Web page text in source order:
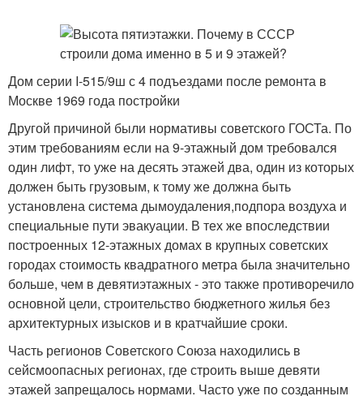
Дом серии I-515/9ш с 4 подъездами после ремонта в
Москве 1969 года постройки
Другой причиной были нормативы советского ГОСТа. По
этим требованиям если на 9-этажный дом требовался
один лифт, то уже на десять этажей два, один из которых
должен быть грузовым, к тому же должна быть
установлена система дымоудаления,подпора воздуха и
специальные пути эвакуации. В тех же впоследствии
построенных 12-этажных домах в крупных советских
городах стоимость квадратного метра была значительно
больше, чем в девятиэтажных - это также противоречило
основной цели, строительство бюджетного жилья без
архитектурных изысков и в кратчайшие сроки.
Часть регионов Советского Союза находились в
сейсмоопасных регионах, где строить выше девяти
этажей запрещалось нормами. Часто уже по созданным